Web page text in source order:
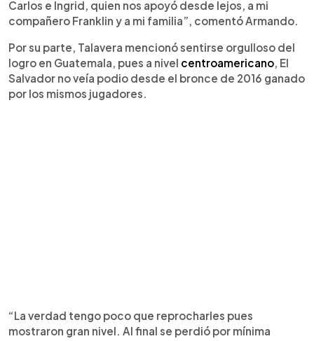
Carlos e Ingrid, quien nos apoyó desde lejos, a mi
compañero Franklin y a mi familia”, comentó Armando.
Por su parte, Talavera mencionó sentirse orgulloso del
logro en Guatemala, pues a nivel centroamericano, El
Salvador no veía podio desde el bronce de 2016 ganado
por los mismos jugadores.
“La verdad tengo poco que reprocharles pues
mostraron gran nivel. Al final se perdió por mínima